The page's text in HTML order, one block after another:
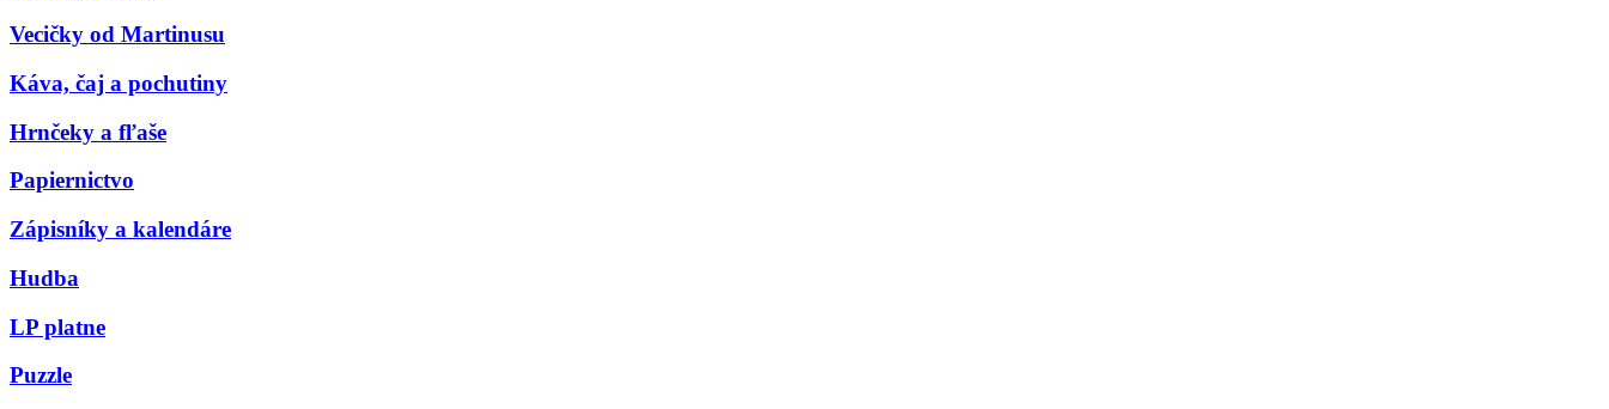
Vecičky od Martinusu
Káva, čaj a pochutiny
Hrnčeky a fľaše
Papiernictvo
Zápisníky a kalendáre
Hudba
LP platne
Puzzle